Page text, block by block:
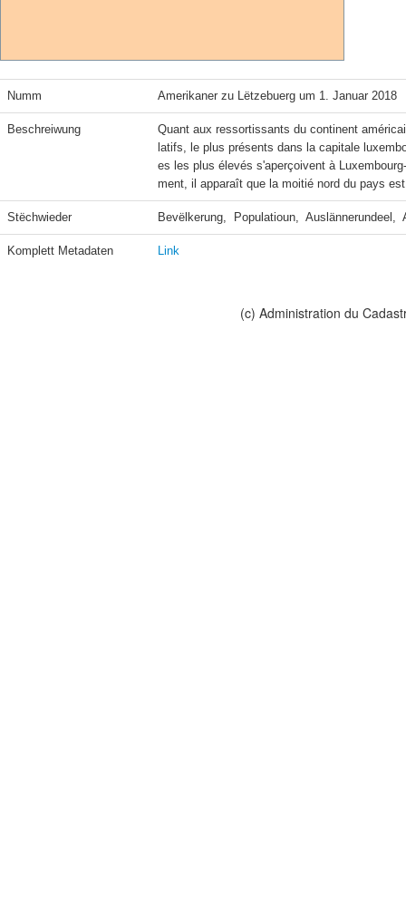
Numm Amerikaner zu Lëtzebuerg um 1. Januar 2018
Beschreiwung
Quant aux ressortissants du continent
latifs, le plus présents dans la capitale
es les plus élevés s'aperçoivent à
ment, il apparaît que la moitié nord du pays
Stëchwieder Bevëlkerung,  Populatioun,  Auslännerundeel,
Komplett Metadaten Link
(c) Administration du